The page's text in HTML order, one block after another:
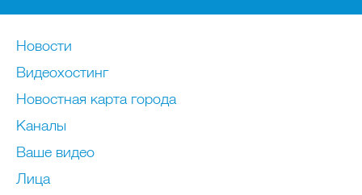
Новости
Видеохостинг
Новостная карта города
Каналы
Ваше видео
Лица